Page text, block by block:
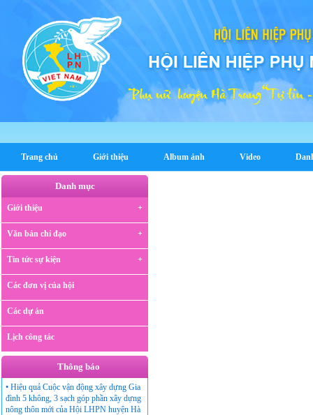
Trang chủ Giới thiệu Album ảnh Video
Danh mục
Giới thiệu
Văn bản chỉ đạo
Tin tức sự kiện
Các đơn vị của hội
Các dự án
Lịch công tác
Thông báo
• Hiệu quả Cuộc vận động xây dựng Gia
đình 5 không, 3 sạch góp phần xây dựng
nông thôn mới của Hội LHPN huyện Hà